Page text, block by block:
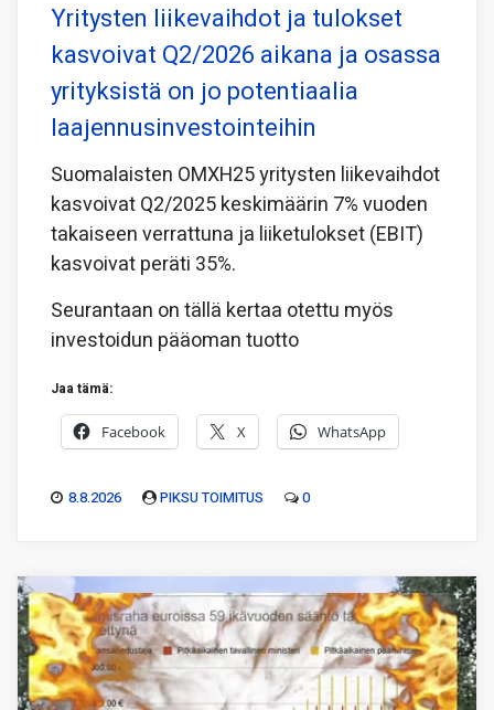
Yritysten liikevaihdot ja tulokset
kasvoivat Q2/2026 aikana ja osassa
yrityksistä on jo potentiaalia
laajennusinvestointeihin
Suomalaisten OMXH25 yritysten liikevaihdot
kasvoivat Q2/2025 keskimäärin 7% vuoden
takaiseen verrattuna ja liiketulokset (EBIT)
kasvoivat peräti 35%.
Seurantaan on tällä kertaa otettu myös
investoidun pääoman tuotto
Jaa tämä:
Facebook X WhatsApp
8.8.2026 PIKSU TOIMITUS 0